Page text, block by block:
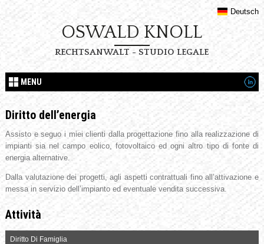
Deutsch
OSWALD KNOLL
RECHTSANWALT - STUDIO LEGALE
MENU
Diritto dell’energia
Assisto e seguo i miei clienti dalla progettazione fino alla realizzazione di
impianti sia nel campo eolico, fotovoltaico ed ogni altro tipo di fonte di
energia alternative.
Dalla valutazione dei progetti, agli aspetti contrattuali fino all’attivazione e
messa in servizio dell’impianto ed eventuale vendita successiva.
Attività
Diritto Di Famiglia